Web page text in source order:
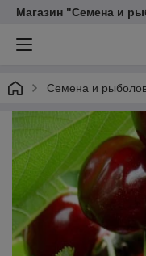
Магазин "Семена и
Семена и